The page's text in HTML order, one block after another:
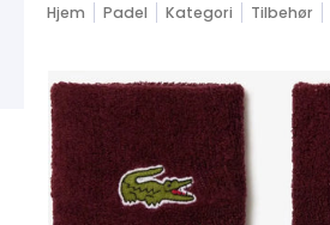
Hjem Padel Kategori Tilbehør